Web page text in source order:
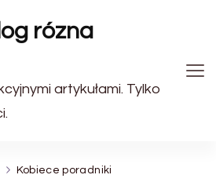
rózna
artykułami. Tylko
Kobiece poradniki